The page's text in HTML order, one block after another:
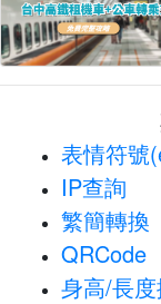
表情符號
IP查詢
繁簡轉換
QRCode
身高/長